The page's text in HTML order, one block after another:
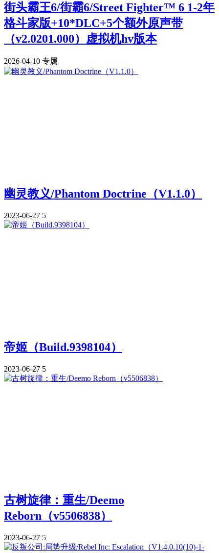
街头霸王6/街霸6/Street Fighter™ 6 1-2年
格斗家版+10*DLC+5个额外原声带
（v2.0201.000）虚拟机hv版本
2026-04-10 专属
幽灵教义/Phantom Doctrine（V1.1.0）
2023-06-27 5
帝姬（Build.9398104）
2023-06-27 5
古树旋律：重生/Deemo
Reborn（v5506838）
2023-06-27 5